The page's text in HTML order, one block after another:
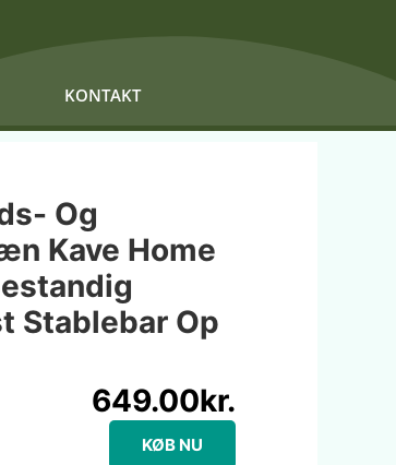
KONTAKT
Og
Kave Home
Stablebar Op
649.00kr.
KØB NU